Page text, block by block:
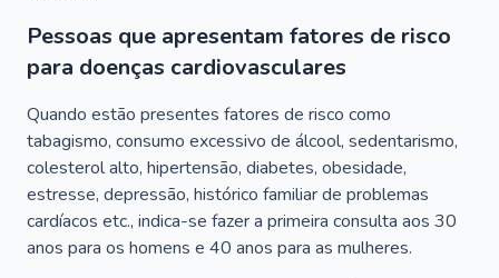
Pessoas que apresentam fatores de risco
para doenças cardiovasculares
Quando estão presentes fatores de risco como
tabagismo, consumo excessivo de álcool, sedentarismo,
colesterol alto, hipertensão, diabetes, obesidade,
estresse, depressão, histórico familiar de problemas
cardíacos etc., indica-se fazer a primeira consulta aos 30
anos para os homens e 40 anos para as mulheres.